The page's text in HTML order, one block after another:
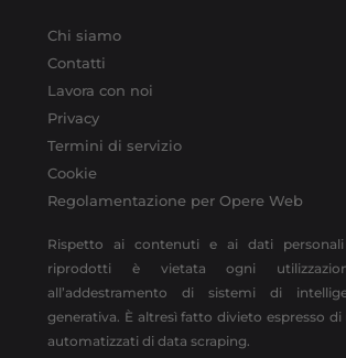
Chi siamo
Contatti
Lavora con noi
Privacy
Termini di servizio
Cookie
Regolamentazione per Opere Web
Rispetto ai contenuti e ai dati personali
riprodotti è vietata ogni
all’addestramento di sistemi di
generativa. È altresì fatto divieto espresso di
automatizzati di data scraping.